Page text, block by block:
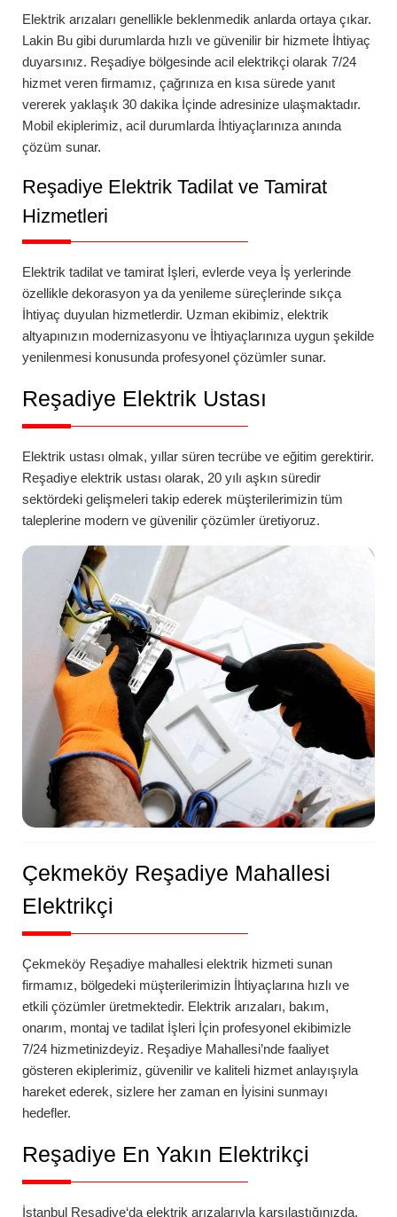
Elektrik arızaları genellikle beklenmedik anlarda ortaya çıkar.
Lakin Bu gibi durumlarda hızlı ve güvenilir bir hizmete İhtiyaç
duyarsınız. Reşadiye bölgesinde acil elektrikçi olarak 7/24
hizmet veren firmamız, çağrınıza en kısa sürede yanıt
vererek yaklaşık 30 dakika İçinde adresinize ulaşmaktadır.
Mobil ekiplerimiz, acil durumlarda İhtiyaçlarınıza anında
çözüm sunar.
Reşadiye Elektrik Tadilat ve Tamirat
Hizmetleri
Elektrik tadilat ve tamirat İşleri, evlerde veya İş yerlerinde
özellikle dekorasyon ya da yenileme süreçlerinde sıkça
İhtiyaç duyulan hizmetlerdir. Uzman ekibimiz, elektrik
altyapınızın modernizasyonu ve İhtiyaçlarınıza uygun şekilde
yenilenmesi konusunda profesyonel çözümler sunar.
Reşadiye Elektrik Ustası
Elektrik ustası olmak, yıllar süren tecrübe ve eğitim gerektirir.
Reşadiye elektrik ustası olarak, 20 yılı aşkın süredir
sektördeki gelişmeleri takip ederek müşterilerimizin tüm
taleplerine modern ve güvenilir çözümler üretiyoruz.
Çekmeköy Reşadiye Mahallesi
Elektrikçi
Çekmeköy Reşadiye mahallesi elektrik hizmeti sunan
firmamız, bölgedeki müşterilerimizin İhtiyaçlarına hızlı ve
etkili çözümler üretmektedir. Elektrik arızaları, bakım,
onarım, montaj ve tadilat İşleri İçin profesyonel ekibimizle
7/24 hizmetinizdeyiz. Reşadiye Mahallesi’nde faaliyet
gösteren ekiplerimiz, güvenilir ve kaliteli hizmet anlayışıyla
hareket ederek, sizlere her zaman en İyisini sunmayı
hedefler.
Reşadiye En Yakın Elektrikçi
İstanbul Reşadiye‘da elektrik arızalarıyla karşılaştığınızda,